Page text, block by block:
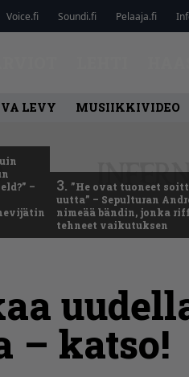
Voice.fi Soundi.fi Pelaaja.fi
LEVY MUSIIKKIVIDEO
–
3. ”He ovat tuoneet
uutta” – Sepulturan
nimeää bändin, jonka
tehneet vaikutuksen
– katso!